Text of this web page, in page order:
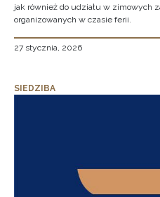
jak również do udziału w zimowych
organizowanych w czasie ferii.
27 stycznia, 2026
SIEDZIBA